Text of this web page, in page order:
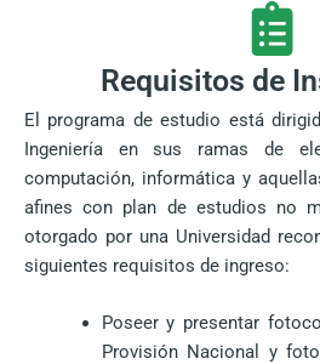
Requisitos de
El programa de estudio está
Ingeniería en sus ramas de
computación, informática y
afines con plan de estudios no
otorgado por una Universidad
siguientes requisitos de ingreso:
Poseer y presentar
Provisión Nacional y